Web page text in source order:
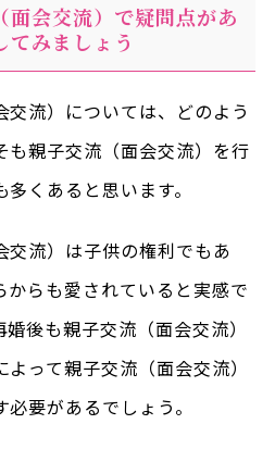
面会交流）で疑問点があ
てみましょう
流）については、どのよう
も親子交流（面会交流）を行
くあると思います。
交流）は子供の権利でもあ
からも愛されていると実感で
後も親子交流（面会交流）
って親子交流（面会交流）
要があるでしょう。